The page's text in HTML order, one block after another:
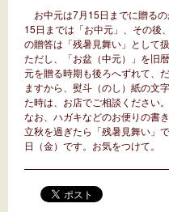
お中元は7月15日までに贈る
15日までは「お中元」、その後
の贈答は「残暑見舞い」として扱
ただし、「お盆（中元）」を旧
元を贈る時期も後ろへずれて、
ますから、熨斗（のし）紙の文
た時は、お店でご相談ください。
なお、ハガキなどのお便りの書
立秋を過ぎたら「残暑見舞い」
日（金）です。お気をつけて。